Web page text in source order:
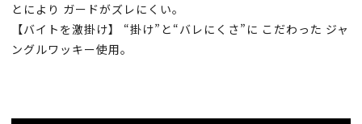
とにより ガードがズレにくい。
【バイトを激掛け】 “掛け”と“バレにくさ”に こだわった ジャ
ングルワッキー使用。